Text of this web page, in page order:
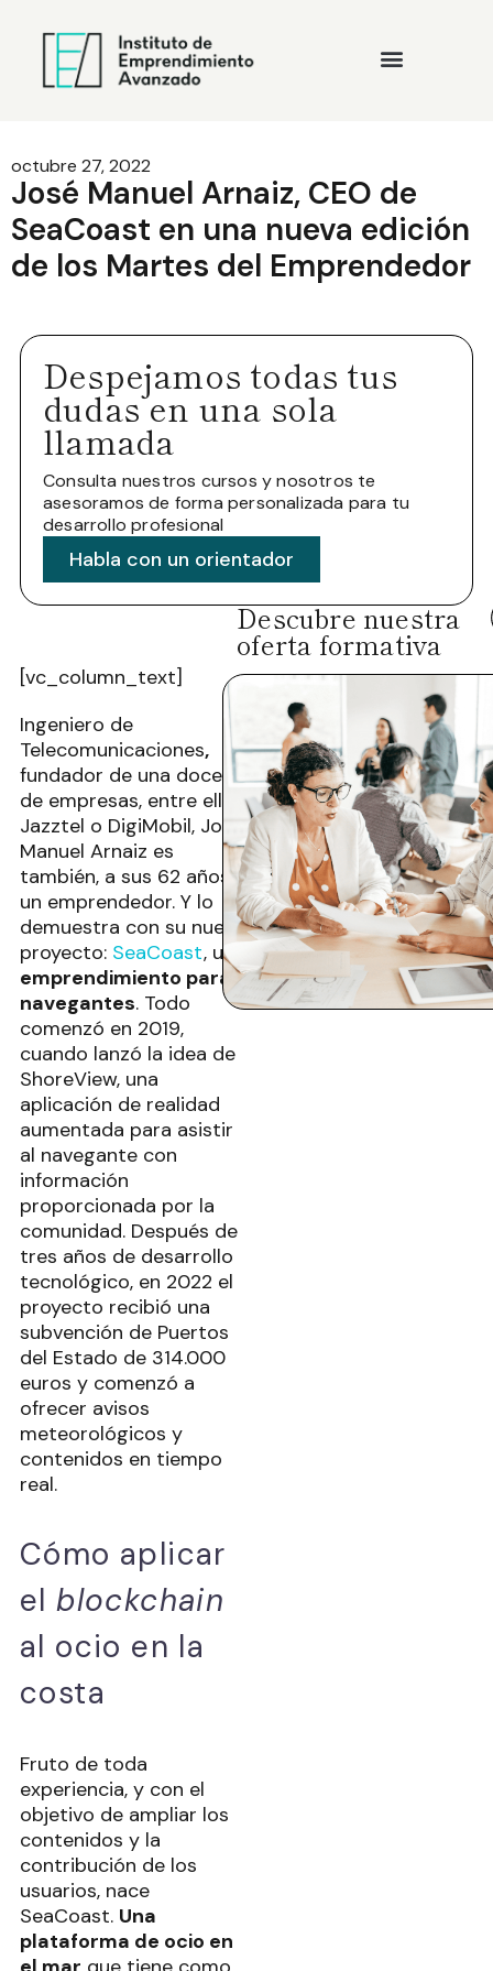
octubre 27, 2022
José Manuel Arnaiz, CEO de
SeaCoast en una nueva edición
de los Martes del Emprendedor
Despejamos todas tus
dudas en una sola
llamada
Consulta nuestros cursos y nosotros te
asesoramos de forma personalizada para tu
desarrollo profesional
Habla con un orientador
[vc_column_text]
Ingeniero de
Telecomunicaciones,
fundador de una docena
de empresas, entre ellas
Jazztel o DigiMobil, José
Manuel Arnaiz es
también, a sus 62 años,
un emprendedor. Y lo
demuestra con su nuevo
proyecto: SeaCoast, un
emprendimiento para
navegantes. Todo
comenzó en 2019,
cuando lanzó la idea de
ShoreView, una
aplicación de realidad
aumentada para asistir
al navegante con
información
proporcionada por la
comunidad. Después de
tres años de desarrollo
tecnológico, en 2022 el
proyecto recibió una
subvención de Puertos
del Estado de 314.000
euros y comenzó a
ofrecer avisos
meteorológicos y
contenidos en tiempo
real.
Cómo aplicar
elblockchain
al ocio en la
costa
Fruto de toda
experiencia, y con el
objetivo de ampliar los
contenidos y la
contribución de los
usuarios, nace
SeaCoast. Una
plataforma de ocio en
Descubre nuestra
oferta formativa